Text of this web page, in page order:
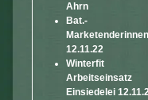
Ahrn
Bat.-
12.11.22
Winterfit
Arbeitseinsatz
Einsiedelei